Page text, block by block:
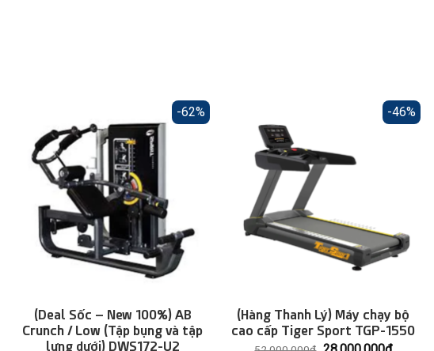
-62%
(Deal Sốc – New 100%) AB
Crunch / Low (Tập bụng và tập
lưng dưới) DWS172-U2
-46%
(Hàng Thanh Lý) Máy chạy bộ
cao cấp Tiger Sport TGP-1550